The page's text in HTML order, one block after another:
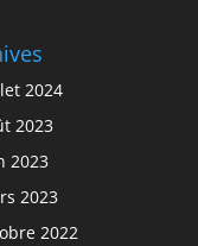
2024
2023
2023
2023
2022